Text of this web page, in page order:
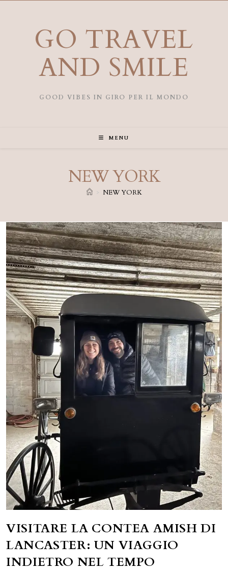
GO TRAVEL
AND SMILE
GOOD VIBES IN GIRO PER IL MONDO
MENU
NEW YORK
> NEW YORK
VISITARE LA CONTEA AMISH DI
LANCASTER: UN VIAGGIO
INDIETRO NEL TEMPO